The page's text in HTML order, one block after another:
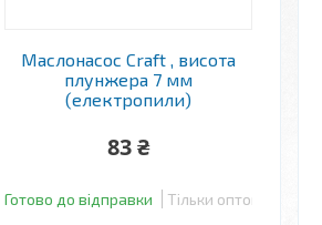
Маслонасос Craft , висота
плунжера 7 мм
(електропили)
83 ₴
Готово до відправки Тільки оптом